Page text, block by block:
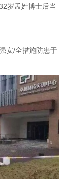
岁孟姓博士后当
安/全措施防患于